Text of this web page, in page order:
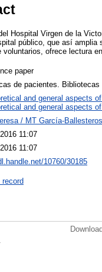
Hospital Virgen de la
público, que así
voluntarios, ofrece lectura
paper
de pacientes.
and general aspects
and general aspects
/ MT García-Ballesteros
11:07
11:07
10760/30185